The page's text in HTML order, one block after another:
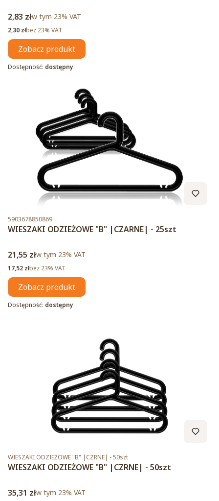
Cena brutto
2,83 złw tym %s VAT
w tym 23% VAT
Cena netto
2,30 złbez 23% VAT
Zobacz produkt
Dostępność: dostępny
Kod produktu
5903678850869
WIESZAKI ODZIEŻOWE "B" |CZARNE| - 25szt
Cena brutto
21,55 złw tym %s VAT
w tym 23% VAT
Cena netto
17,52 złbez 23% VAT
Zobacz produkt
Dostępność: dostępny
Kod produktu
WIESZAKI ODZIEŻOWE "B" |CZRNE| - 50szt
WIESZAKI ODZIEŻOWE "B" |CZRNE| - 50szt
Cena brutto
35,31 złw tym %s VAT
w tym 23% VAT